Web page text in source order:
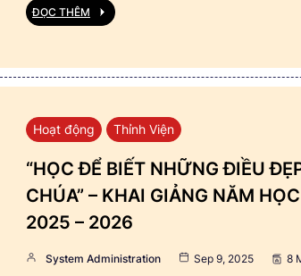
ĐỌC THÊM
Hoạt động Thỉnh Viện
“HỌC ĐỂ BIẾT NHỮNG ĐIỀU
CHÚA” – KHAI GIẢNG NĂM
2025 – 2026
System Administration Sep 9, 2025 8